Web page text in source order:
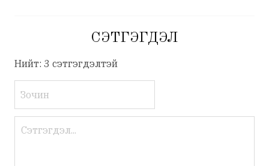
СЭТГЭГДЭЛ
Нийт: 3 сэтгэгдэлтэй